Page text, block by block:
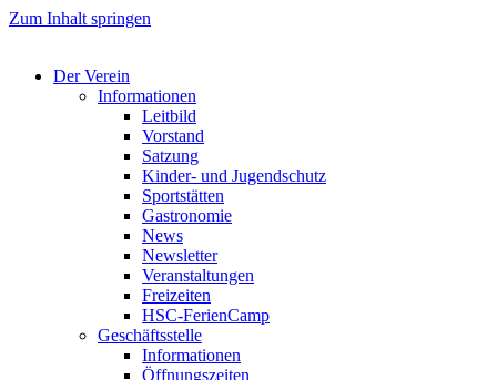
Zum Inhalt springen
Der Verein
Informationen
Leitbild
Vorstand
Satzung
Kinder- und Jugendschutz
Sportstätten
Gastronomie
News
Newsletter
Veranstaltungen
Freizeiten
HSC-FerienCamp
Geschäftsstelle
Informationen
Öffnungszeiten